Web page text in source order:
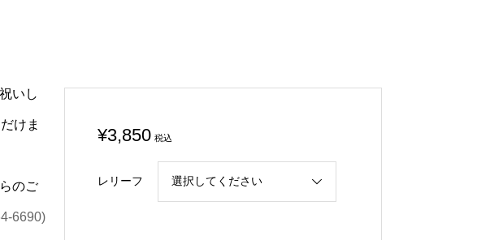
いし
けま
のご
6690)
¥3,850 税込
レリーフ